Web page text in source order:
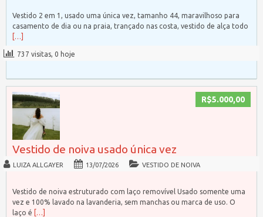
Vestido 2 em 1, usado uma única vez, tamanho 44, maravilhoso para
casamento de dia ou na praia, trançado nas costa, vestido de alça todo
[…]
737 visitas, 0 hoje
R$5.000,00
Vestido de noiva usado única vez
LUIZA ALLGAYER 13/07/2026 VESTIDO DE NOIVA
Vestido de noiva estruturado com laço removível Usado somente uma
vez e 100% lavado na lavanderia, sem manchas ou marca de uso. O
laço é […]